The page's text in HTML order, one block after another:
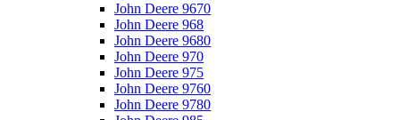
John Deere 9670
John Deere 968
John Deere 9680
John Deere 970
John Deere 975
John Deere 9760
John Deere 9780